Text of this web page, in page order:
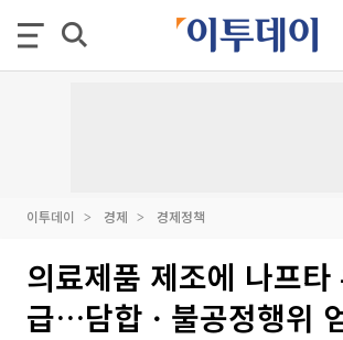
이투데이 경제 경제정책
의료제품 제조에 나프타
급…담합ㆍ불공정행위